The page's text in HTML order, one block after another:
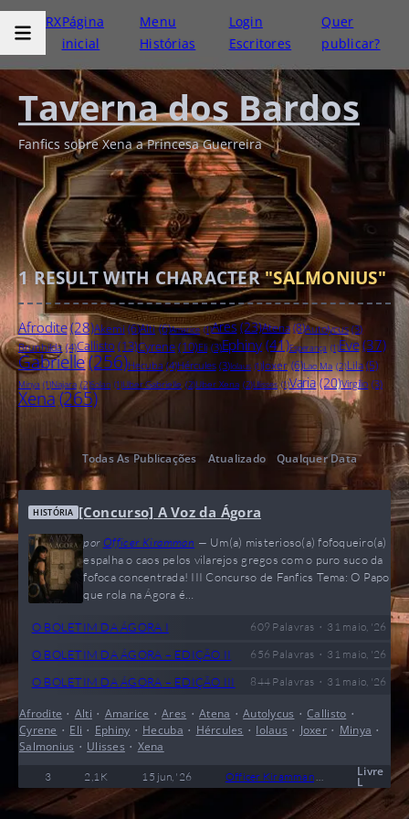
RXPágina
inicial
Menu
Histórias
Login
Escritores
Quer
publicar?
Taverna dos Bardos
Fanfics sobre Xena a Princesa Guerreira
1RESULT WITH CHARACTER"SALMONIUS"
Afrodite(28)Akemi (6)Alti (6)Amarice (1)Ares(23)Atena (8)Autolycus (3)
Brunhilda (4)Callisto (13)Cyrene (10)Eli (3)Ephiny (41)Esperança (1)Eve(37)
Gabrielle(256)Hecuba (4)Hércules (3)Iolaus (1)Joxer (6)Lao Ma (2)Lila (5)
Minya (1)Najara (2)Solan (1)Uber Gabrielle (2)Uber Xena (2)Ulisses (1)Varia (20)Virgílio (3)
Xena(265)
Todas As Publicações Atualizado Qualquer Data
HISTÓRIA [Concurso] A Voz da Ágora
por Officer Kiramman — Um(a) misterioso(a) fofoqueiro(a)
espalha o caos pelos vilarejos gregos com o puro suco da
fofoca concentrada! III Concurso de Fanfics Tema: O Papo
que rola na Ágora é…
O BOLETIM DA ÁGORA I 609 Palavras • 31 maio, '26
O BOLETIM DA ÁGORA – EDIÇÃO II 656 Palavras • 31 maio, '26
O BOLETIM DA ÁGORA – EDIÇÃO III 844 Palavras • 31 maio, '26
Afrodite • Alti • Amarice •Ares •Atena •Autolycus •Callisto •
Cyrene • Eli • Ephiny • Hecuba • Hércules • Iolaus • Joxer • Minya •
Salmonius • Ulisses • Xena
3 2,1 K 15 jun, '26 Officer Kiramman Livre
L